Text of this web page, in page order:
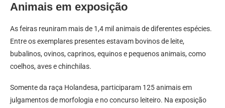
Animais em exposição
As feiras reuniram mais de 1,4 mil animais de diferentes espécies.
Entre os exemplares presentes estavam bovinos de leite,
bubalinos, ovinos, caprinos, equinos e pequenos animais, como
coelhos, aves e chinchilas.
Somente da raça Holandesa, participaram 125 animais em
julgamentos de morfologia e no concurso leiteiro. Na exposição